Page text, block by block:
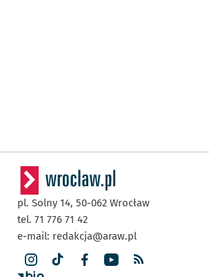
pl. Solny 14, 50-062 Wrocław
tel. 71 776 71 42
e-mail: redakcja@araw.pl